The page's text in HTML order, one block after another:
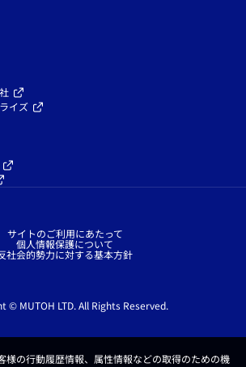
イズ
© MUTOH LTD. All Rights Reserved.
サイトのご利用にあたって
個人情報保護について
社会的勢力に対する基本方針
様の行動履歴情報、属性情報などの取得のための機